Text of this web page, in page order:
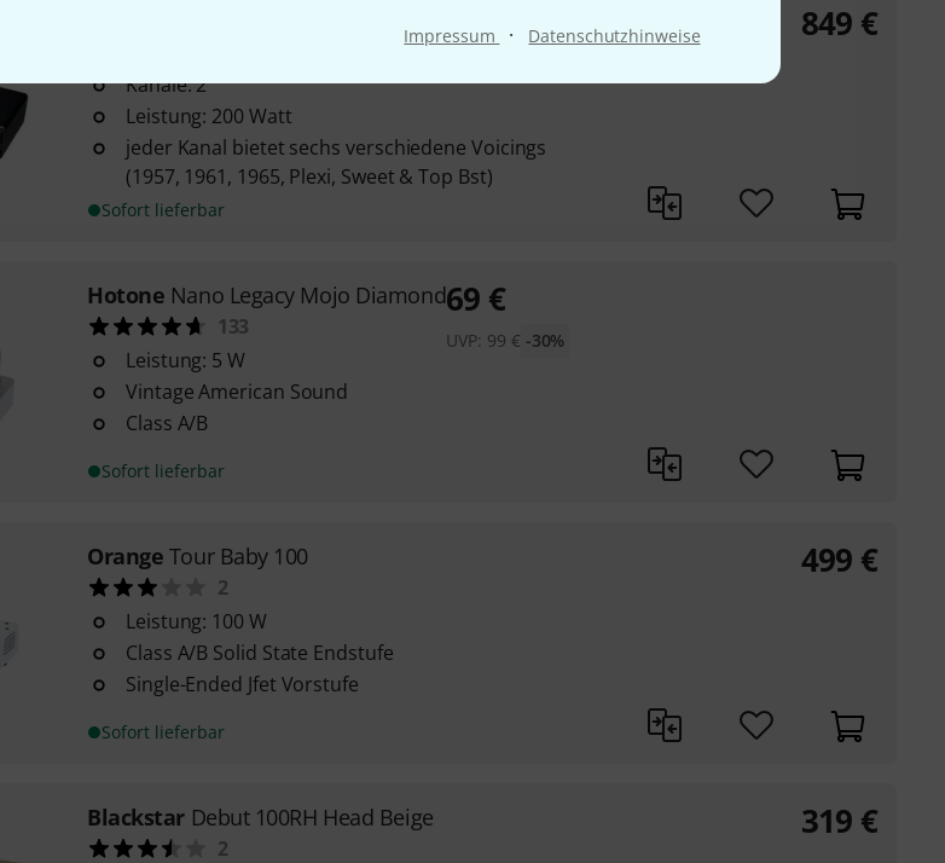
Impressum · Datenschutzhinweise
Kanäle: 2
Leistung: 200 Watt
jeder Kanal bietet sechs verschiedene Voicings
(1957, 1961, 1965, Plexi, Sweet & Top Bst)
Sofort lieferbar
849 €
Hotone Nano Legacy Mojo Diamond
133
Leistung: 5 W
Vintage American Sound
Class A/B
Sofort lieferbar
69 €
UVP: 99 € -30%
Orange Tour Baby 100
2
Leistung: 100 W
Class A/B Solid State Endstufe
Single-Ended Jfet Vorstufe
Sofort lieferbar
499 €
Blackstar Debut 100RH Head Beige
2
319 €